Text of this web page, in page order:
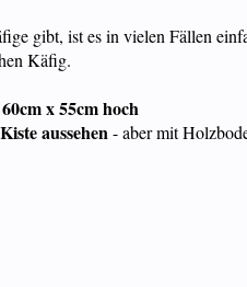
gibt, ist es in vielen Fällen
Käfig.
x 55cm hoch
aussehen- aber mit